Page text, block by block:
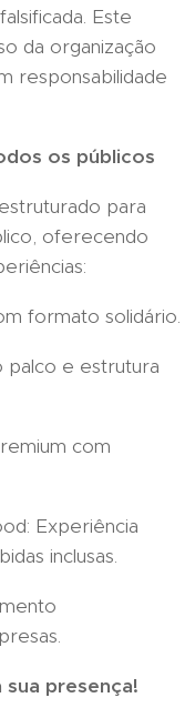
Este
da organização
responsabilidade
os públicos
para
oferecendo
formato solidário.
palco e estrutura
com
Experiência
inclusas.
sua presença!